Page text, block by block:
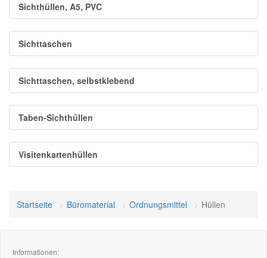
Sichthüllen, A5, PVC
Sichttaschen
Sichttaschen, selbstklebend
Taben-Sichthüllen
Visitenkartenhüllen
Startseite Büromaterial Ordnungsmittel Hüllen
Informationen: